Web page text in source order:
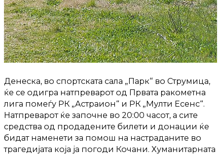
Денеска, во спортската сала „Парк“ во Струмица,
ќе се одигра натпреварот од Првата ракометна
лига помеѓу РК „Астраион“ и РК „Мулти Есенс“.
Натпреварот ќе започне во 20:00 часот, а сите
средства од продадените билети и донации ќе
бидат наменети за помош на настраданите во
трагедијата која ја погоди Кочани. Хуманитарната